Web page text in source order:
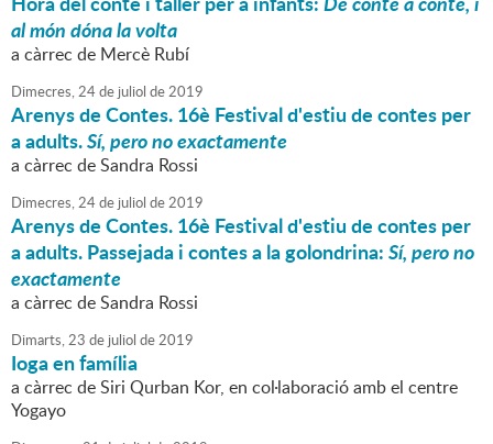
al món dóna la volta
a càrrec de Mercè Rubí
Dimecres,24de juliol de2019
Arenys de Contes. 16è Festival d'estiu de contes per
a adults.Sí, pero no exactamente
a càrrec de Sandra Rossi
Dimecres,24de juliol de2019
Arenys de Contes. 16è Festival d'estiu de contes per
a adults. Passejada i contes a la golondrina:Sí, pero no
exactamente
a càrrec de Sandra Rossi
Dimarts,23 de juliol de2019
Ioga en família
a càrrec de Siri Qurban Kor, en col·laboració amb el centre
Yogayo